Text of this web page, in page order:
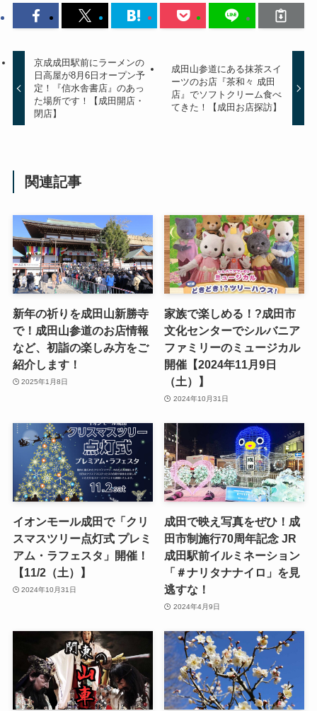
京成成田駅前にラーメンの
日高屋が8月6日オープン予
定！『信水舎書店』のあっ
た場所です！【成田開店・
閉店】
成田山参道にある抹茶スイ
ーツのお店『茶和々 成田
店』でソフトクリーム食べ
てきた！【成田お店探訪】
関連記事
新年の祈りを成田山新勝寺
で！成田山参道のお店情報
など、初詣の楽しみ方をご
紹介します！
2025年1月8日
家族で楽しめる！?成田市
文化センターでシルバニア
ファミリーのミュージカル
開催【2024年11月9日
（土）】
2024年10月31日
イオンモール成田で「クリ
スマスツリー点灯式 プレミ
アム・ラフェスタ」開催！
【11/2（土）】
2024年10月31日
成田で映え写真をぜひ！成
田市制施行70周年記念 JR
成田駅前イルミネーション
「＃ナリタナナイロ」を見
逃すな！
2024年4月9日